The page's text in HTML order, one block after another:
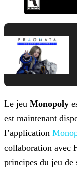
Le jeu Monopoly
est maintenant
l’application
collaboration avec
principes du jeu de